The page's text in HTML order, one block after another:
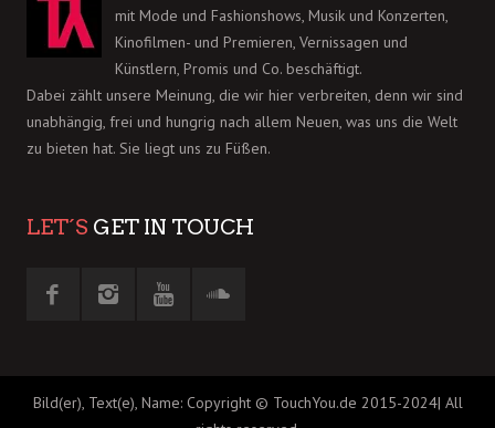
mit Mode und Fashionshows, Musik und Konzerten,
Kinofilmen- und Premieren, Vernissagen und
Künstlern, Promis und Co. beschäftigt.
Dabei zählt unsere Meinung, die wir hier verbreiten, denn wir sind
unabhängig, frei und hungrig nach allem Neuen, was uns die Welt
zu bieten hat. Sie liegt uns zu Füßen.
LET´S GET IN TOUCH
Bild(er), Text(e), Name: Copyright © TouchYou.de 2015-2024| All